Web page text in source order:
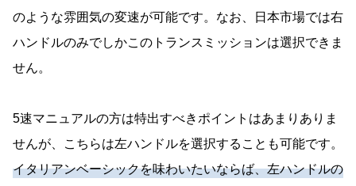
のような雰囲気の変速が可能です。なお、日本市場では右
ハンドルのみでしかこのトランスミッションは選択できま
せん。
5速マニュアルの方は特出すべきポイントはあまりありま
せんが、こちらは左ハンドルを選択することも可能です。
イタリアンベーシックを味わいたいならば、左ハンドルの